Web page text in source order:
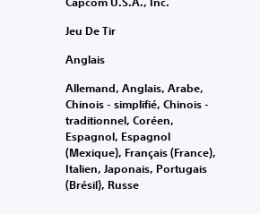
Jeu De Tir
Anglais
Allemand, Anglais, Arabe,
Chinois - simplifié, Chinois -
traditionnel, Coréen,
Espagnol, Espagnol
(Mexique), Français (France),
Italien, Japonais, Portugais
(Brésil), Russe